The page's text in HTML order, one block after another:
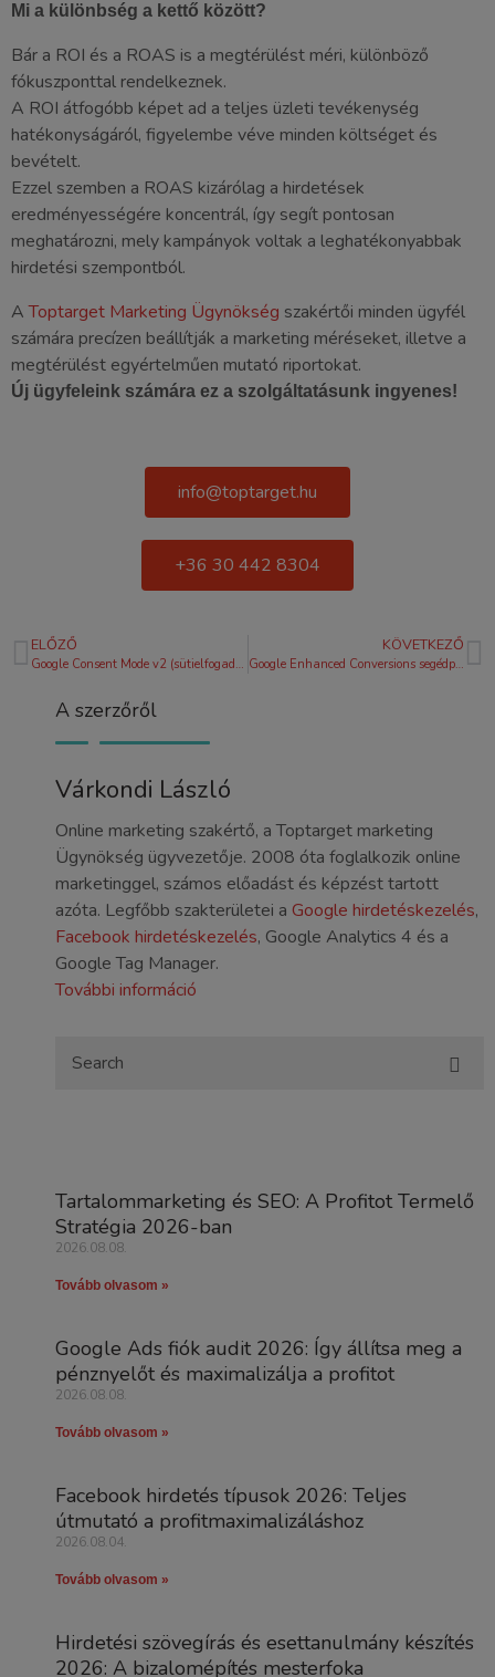
Mi a különbség a kettő között?
Bár a ROI és a ROAS is a megtérülést méri, különböző
fókuszponttal rendelkeznek.
A ROI átfogóbb képet ad a teljes üzleti tevékenység
hatékonyságáról, figyelembe véve minden költséget és
bevételt.
Ezzel szemben a ROAS kizárólag a hirdetések
eredményességére koncentrál, így segít pontosan
meghatározni, mely kampányok voltak a leghatékonyabbak
hirdetési szempontból.
AToptarget Marketing Ügynökség szakértői minden ügyfél
számára precízen beállítják a marketing méréseket, illetve a
megtérülést egyértelműen mutató riportokat.
Új ügyfeleink számára ez a szolgáltatásunk ingyenes!
info@toptarget.hu
+36 30 442 8304
ELŐZŐ
Google Consent Mode v2 (sütielfogadó) beépítés
KÖVETKEZŐ
Google Enhanced Conversions segédprogram
A szerzőről
Várkondi László
Online marketing szakértő, a Toptarget marketing
Ügynökség ügyvezetője. 2008 óta foglalkozik online
marketinggel, számos előadást és képzést tartott
azóta. Legfőbb szakterületei a Google hirdetéskezelés,
Facebook hirdetéskezelés, Google Analytics 4 és a
Google Tag Manager.
További információ
Tartalommarketing és SEO: A Profitot Termelő
Stratégia 2026-ban
2026.08.08.
Tovább olvasom »
Google Ads fiók audit 2026: Így állítsa meg a
pénznyelőt és maximalizálja a profitot
2026.08.08.
Tovább olvasom »
Facebook hirdetés típusok 2026: Teljes
útmutató a profitmaximalizáláshoz
2026.08.04.
Tovább olvasom »
Hirdetési szövegírás és esettanulmány készítés
2026: A bizalomépítés mesterfoka